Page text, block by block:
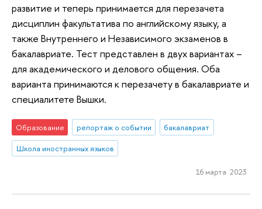
развитие и теперь принимается для перезачета
дисциплин факультатива по английскому языку, а
также Внутреннего и Независимого экзаменов в
бакалавриате. Тест представлен в двух вариантах –
для академического и делового общения. Оба
варианта принимаются к перезачету в бакалавриате и
специалитете Вышки.
Образование репортаж о событии
бакалавриат
Школа иностранных языков
16 марта 2023